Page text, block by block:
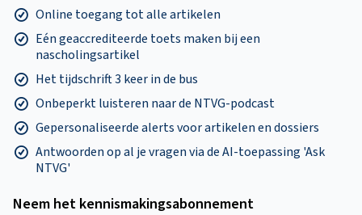
Online toegang tot alle artikelen
Eén geaccrediteerde toets maken bij een
nascholingsartikel
Het tijdschrift 3 keer in de bus
Onbeperkt luisteren naar de NTVG-podcast
Gepersonaliseerde alerts voor artikelen en dossiers
Antwoorden op al je vragen via de AI-toepassing 'Ask
NTVG'
Neem het kennismakings­abonnement